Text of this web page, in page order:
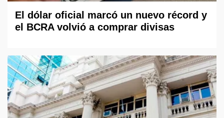
El dólar oficial marcó un nuevo récord y
el BCRA volvió a comprar divisas